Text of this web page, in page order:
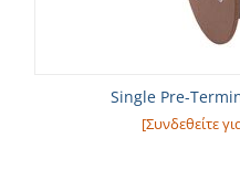
Single Pre-
[Συνδεθείτε